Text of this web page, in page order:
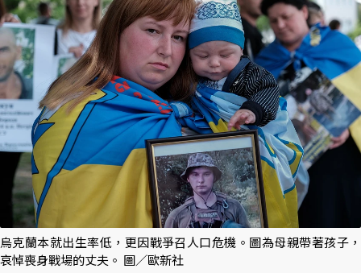
烏克蘭本就出生率低，更因戰爭召人口危機。圖為母親帶著孩子，
哀悼喪身戰場的丈夫。 圖／歐新社